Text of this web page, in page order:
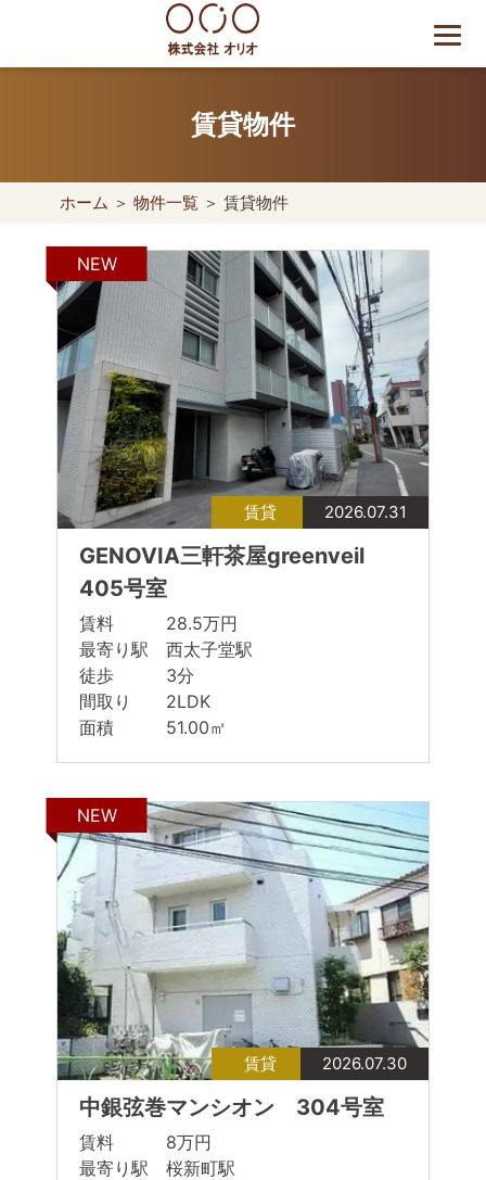
content
世田谷区の相続・空き家・借
地権に強い不動産会社｜売
却・買取は株式会社Orio
賃貸物件
ホーム ＞物件一覧 ＞ 賃貸物件
NEW
賃貸 2026.07.31
GENOVIA三軒茶屋greenveil
405号室
賃料 28.5万円
最寄り駅 西太子堂駅
徒歩 3分
間取り 2LDK
面積 51.00㎡
NEW
賃貸 2026.07.30
中銀弦巻マンシオン 304号室
賃料 8万円
最寄り駅 桜新町駅